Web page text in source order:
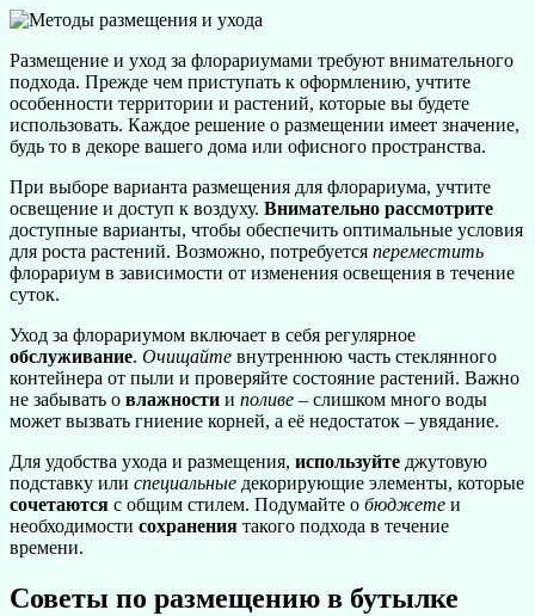
Размещение и уход за флорариумами требуют внимательного
подхода. Прежде чем приступать к оформлению, учтите
особенности территории и растений, которые вы будете
использовать. Каждое решение о размещении имеет значение,
будь то в декоре вашего дома или офисного пространства.
При выборе варианта размещения для флорариума, учтите
освещение и доступ к воздуху. Внимательно рассмотрите
доступные варианты, чтобы обеспечить оптимальные условия
для роста растений. Возможно, потребуется переместить
флорариум в зависимости от изменения освещения в течение
суток.
Уход за флорариумом включает в себя регулярное
обслуживание. Очищайте внутреннюю часть стеклянного
контейнера от пыли и проверяйте состояние растений. Важно
не забывать о влажности и поливе – слишком много воды
может вызвать гниение корней, а её недостаток – увядание.
Для удобства ухода и размещения, используйте джутовую
подставку или специальные декорирующие элементы, которые
сочетаются с общим стилем. Подумайте о бюджете и
необходимости сохранения такого подхода в течение
времени.
Советы по размещению в бутылке